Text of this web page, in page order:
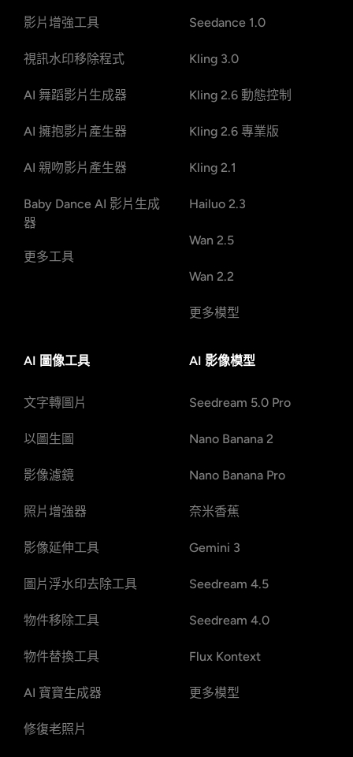
影片增強工具
視訊水印移除程式
AI 舞蹈影片生成器
AI 擁抱影片產生器
AI 親吻影片產生器
Baby Dance AI 影片生成
器
更多工具
Seedance 1.0
Kling 3.0
Kling 2.6 動態控制
Kling 2.6 專業版
Kling 2.1
Hailuo 2.3
Wan 2.5
Wan 2.2
更多模型
AI 圖像工具
文字轉圖片
以圖生圖
影像濾鏡
照片增強器
影像延伸工具
圖片浮水印去除工具
物件移除工具
物件替換工具
AI 寶寶生成器
修復老照片
AI 影像模型
Seedream 5.0 Pro
Nano Banana 2
Nano Banana Pro
奈米香蕉
Gemini 3
Seedream 4.5
Seedream 4.0
Flux Kontext
更多模型